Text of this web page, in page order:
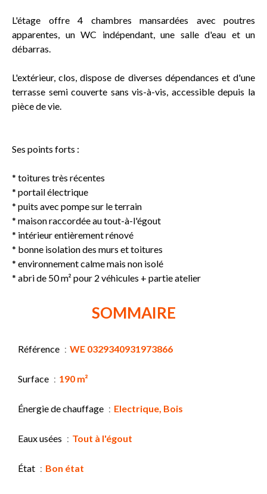
L'étage offre 4 chambres mansardées avec poutres
apparentes, un WC indépendant, une salle d'eau et un
débarras.
L'extérieur, clos, dispose de diverses dépendances et d'une
terrasse semi couverte sans vis-à-vis, accessible depuis la
pièce de vie.
Ses points forts :
* toitures très récentes
* portail électrique
* puits avec pompe sur le terrain
* maison raccordée au tout-à-l'égout
* intérieur entièrement rénové
* bonne isolation des murs et toitures
* environnement calme mais non isolé
* abri de 50 m² pour 2 véhicules + partie atelier
SOMMAIRE
Référence WE 0329340931973866
Surface 190 m²
Énergie de chauffage Electrique, Bois
Eaux usées Tout à l'égout
État Bon état